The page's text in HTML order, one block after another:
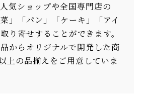
気ショップや全国専門店の
」「パン」「ケーキ」「アイ
り寄せすることができます。
からオリジナルで開発した商
上の品揃えをご用意していま